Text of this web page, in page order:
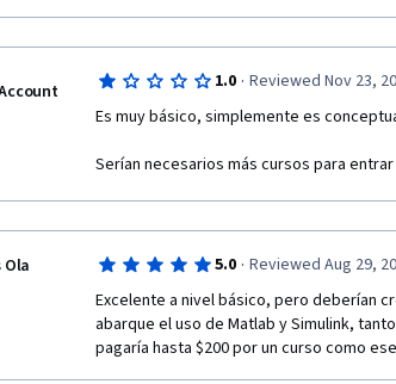
1.0 · Reviewed Nov 23,
Es muy básico, simplemente es
Serían necesarios más cursos para
5.0 · Reviewed Aug 29,
Excelente a nivel básico, pero deberían
abarque el uso de Matlab y Simulink,
pagaría hasta $200 por un curso como ese